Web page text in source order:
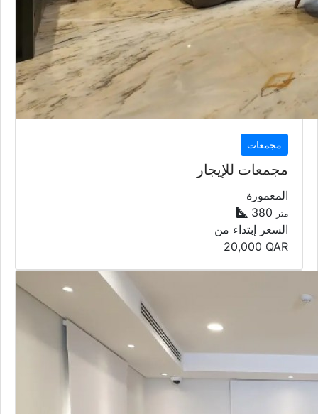
مجمعات
مجمعات للإيجار
المعمورة
380 متر
السعر إبتداء من
20,000 QAR